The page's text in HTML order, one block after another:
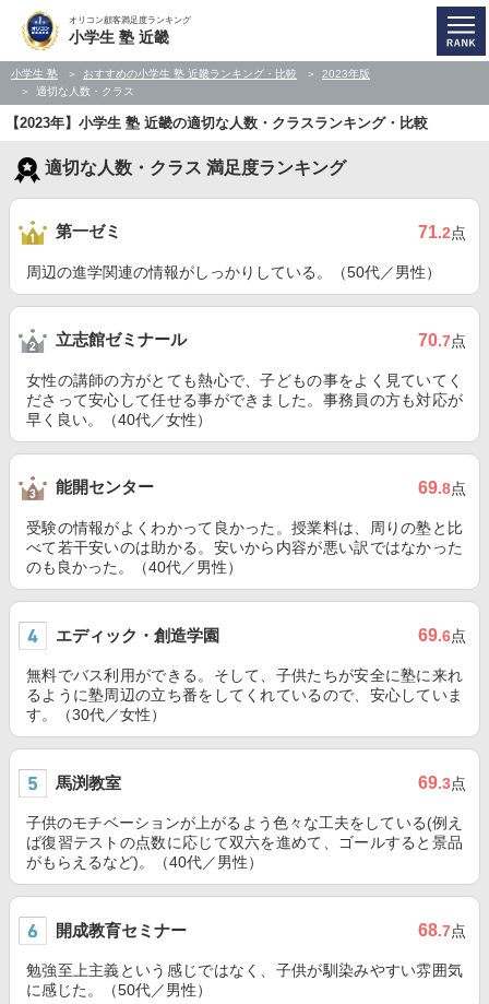
オリコン顧客満足度ランキング
小学生 塾 近畿
小学生 塾 おすすめの小学生 塾 近畿ランキング・比較
2023年版
適切な人数・クラス
【2023年】小学生 塾 近畿の適切な人数・クラスランキング・比較
適切な人数・クラス 満足度ランキング
第一ゼミ 71.2点
周辺の進学関連の情報がしっかりしている。（50代／男性）
立志館ゼミナール 70.7点
女性の講師の方がとても熱心で、子どもの事をよく見ていてく
ださって安心して任せる事ができました。事務員の方も対応が
早く良い。（40代／女性）
能開センター 69.8点
受験の情報がよくわかって良かった。授業料は、周りの塾と比
べて若干安いのは助かる。安いから内容が悪い訳ではなかった
のも良かった。（40代／男性）
エディック・創造学園 69.6点
無料でバス利用ができる。そして、子供たちが安全に塾に来れ
るように塾周辺の立ち番をしてくれているので、安心していま
す。（30代／女性）
馬渕教室 69.3点
子供のモチベーションが上がるよう色々な工夫をしている(例え
ば復習テストの点数に応じて双六を進めて、ゴールすると景品
がもらえるなど)。（40代／男性）
開成教育セミナー 68.7点
勉強至上主義という感じではなく、子供が馴染みやすい雰囲気
に感じた。（50代／男性）